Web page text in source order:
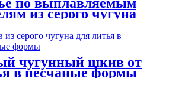
из серого чугуна
чугунный шкив от
в песчаные формы